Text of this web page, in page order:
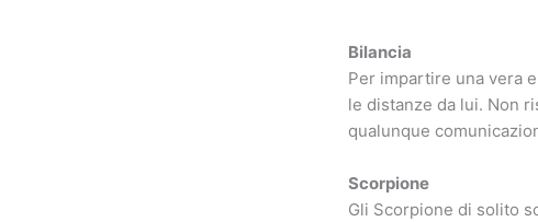
Bilancia
Per impartire una vera
le distanze da lui. Non
qualunque
Scorpione
Gli Scorpione di solito